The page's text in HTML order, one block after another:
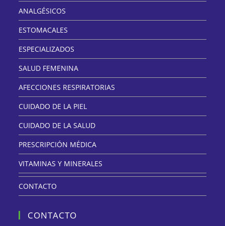
ANALGÉSICOS
ESTOMACALES
ESPECIALIZADOS
SALUD FEMENINA
AFECCIONES RESPIRATORIAS
CUIDADO DE LA PIEL
CUIDADO DE LA SALUD
PRESCRIPCIÓN MÉDICA
VITAMINAS Y MINERALES
CONTACTO
CONTACTO